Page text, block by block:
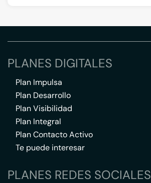
PLANES DIGITALES
Plan Impulsa
Plan Desarrollo
Plan Visibilidad
Plan Integral
Plan Contacto Activo
Te puede interesar
PLANES REDES SOCIALES